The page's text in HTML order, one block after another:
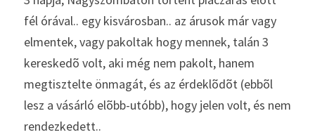
fél órával.. egy kisvárosban.. az árusok már vagy
elmentek, vagy pakoltak hogy mennek, talán 3
kereskedõ volt, aki még nem pakolt, hanem
megtisztelte önmagát, és az érdeklõdõt (ebbõl
lesz a vásárló elõbb-utóbb), hogy jelen volt, és nem
rendezkedett..